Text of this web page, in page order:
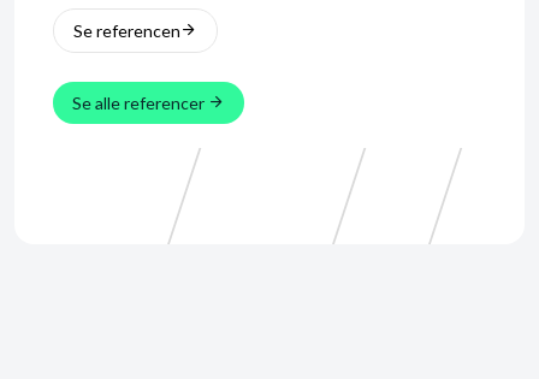
Se referencen
Se alle referencer